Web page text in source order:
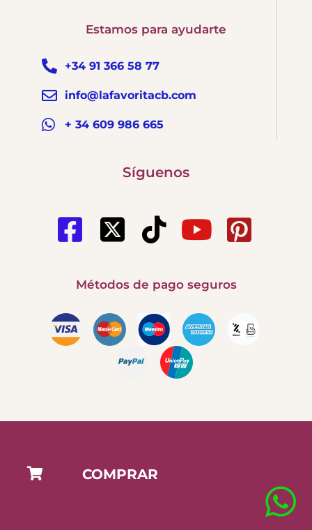
Estamos para ayudarte
+34 91 366 58 77
info@lafavoritacb.com
+ 34 609 986 665
Síguenos
Métodos de pago seguros
COMPRAR